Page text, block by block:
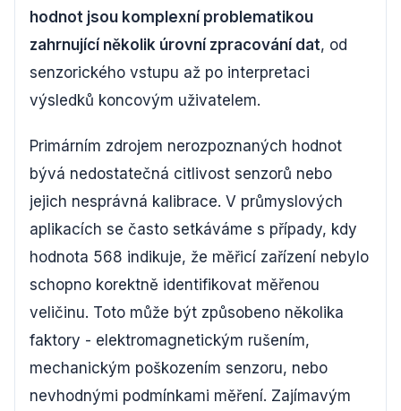
hodnot jsou komplexní problematikou
zahrnující několik úrovní zpracování dat, od
senzorického vstupu až po interpretaci
výsledků koncovým uživatelem.
Primárním zdrojem nerozpoznaných hodnot
bývá nedostatečná citlivost senzorů nebo
jejich nesprávná kalibrace. V průmyslových
aplikacích se často setkáváme s případy, kdy
hodnota 568 indikuje, že měřicí zařízení nebylo
schopno korektně identifikovat měřenou
veličinu. Toto může být způsobeno několika
faktory - elektromagnetickým rušením,
mechanickým poškozením senzoru, nebo
nevhodnými podmínkami měření. Zajímavým